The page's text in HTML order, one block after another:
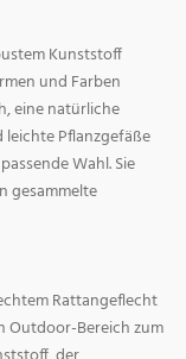
Kunststoff
und Farben
eine natürliche
Pflanzgefäße
Wahl. Sie
gesammelte
Rattangeflecht
Outdoor-Bereich zum